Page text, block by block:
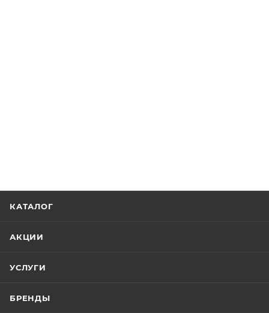
КАТАЛОГ
АКЦИИ
УСЛУГИ
БРЕНДЫ